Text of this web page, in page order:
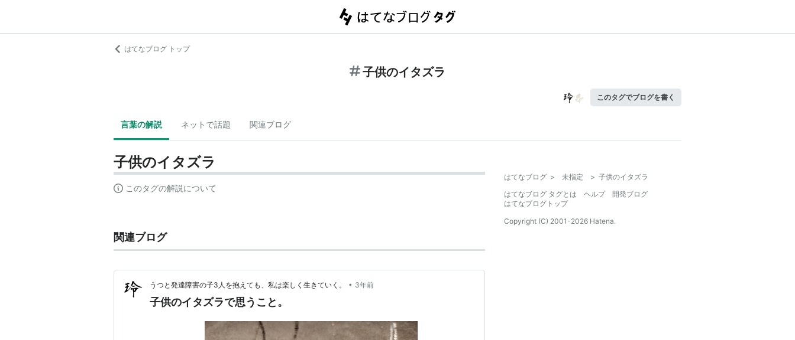
はてなブログ トップ
子供のイタズラ
このタグでブログを書く
言葉の解説 ネットで話題 関連ブログ
子供のイタズラ
このタグの解説について
関連ブログ
うつと発達障害の子3人を抱えても、私は楽しく生きていく。 • 3年前
子供のイタズラで思うこと。
はてなブログ > 未指定 > 子供のイタズラ
はてなブログ タグとは
ヘルプ
開発ブログ
はてなブログトップ
Copyright (C) 2001-2026 Hatena.